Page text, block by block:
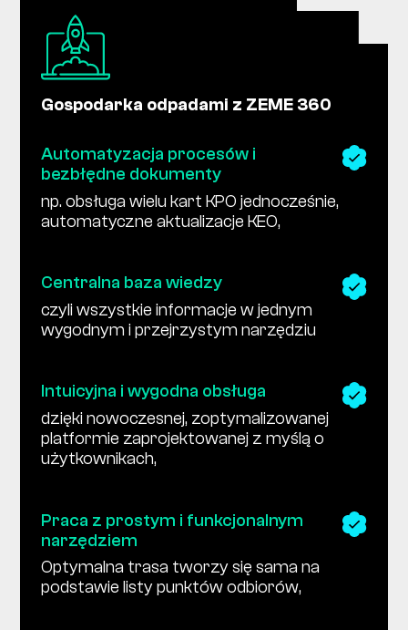
Gospodarka odpadami z ZEME 360
Automatyzacja procesów i
bezbłędne dokumenty
np. obsługa wielu kart KPO jednocześnie,
automatyczne aktualizacje KEO,
Centralna baza wiedzy
czyli wszystkie informacje w jednym
wygodnym i przejrzystym narzędziu
Intuicyjna i wygodna obsługa
dzięki nowoczesnej, zoptymalizowanej
platformie zaprojektowanej z myślą o
użytkownikach,
Praca z prostym i funkcjonalnym
narzędziem
Optymalna trasa tworzy się sama na
podstawie listy punktów odbiorów,